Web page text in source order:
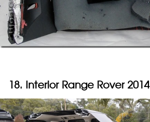
18. Interior Range Rover 2014